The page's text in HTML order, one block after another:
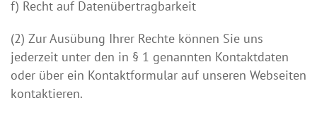
f) Recht auf Datenübertragbarkeit
(2) Zur Ausübung Ihrer Rechte können Sie uns
jederzeit unter den in § 1 genannten Kontaktdaten
oder über ein Kontaktformular auf unseren Webseiten
kontaktieren.